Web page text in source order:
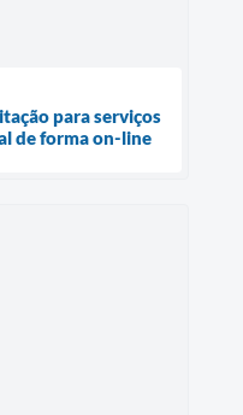
para serviços
de forma on-line